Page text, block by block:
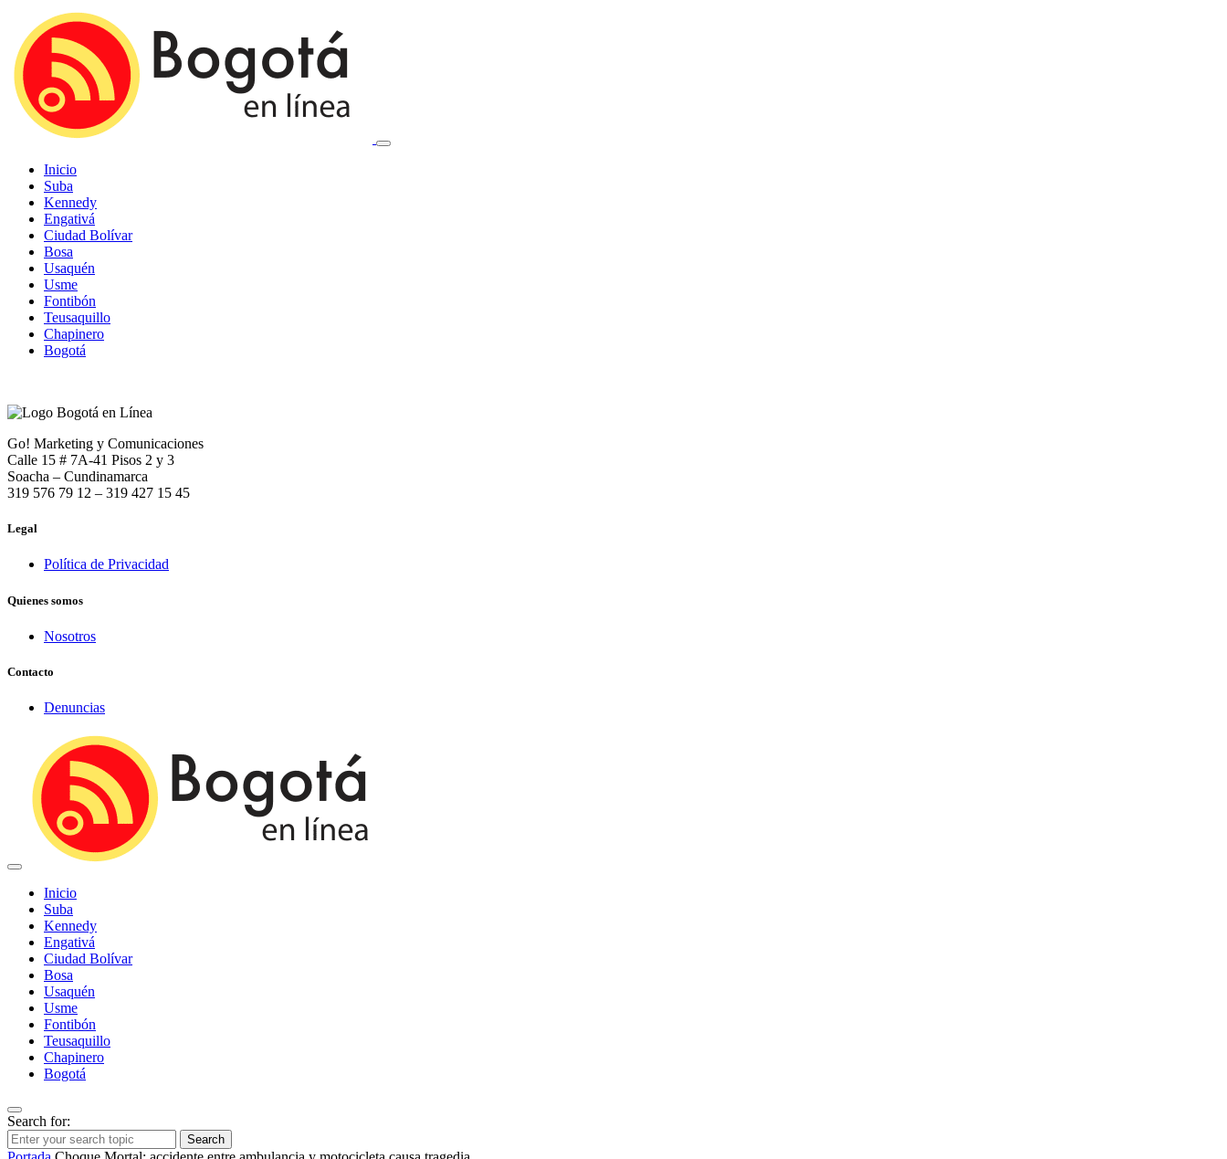
Inicio
Suba
Kennedy
Engativá
Ciudad Bolívar
Bosa
Usaquén
Usme
Fontibón
Teusaquillo
Chapinero
Bogotá
Go! Marketing y Comunicaciones
Calle 15 # 7A-41 Pisos 2 y 3
Soacha – Cundinamarca
319 576 79 12 – 319 427 15 45
Legal
Política de Privacidad
Quienes somos
Nosotros
Contacto
Denuncias
Inicio
Suba
Kennedy
Engativá
Ciudad Bolívar
Bosa
Usaquén
Usme
Fontibón
Teusaquillo
Chapinero
Bogotá
Search for:
Search